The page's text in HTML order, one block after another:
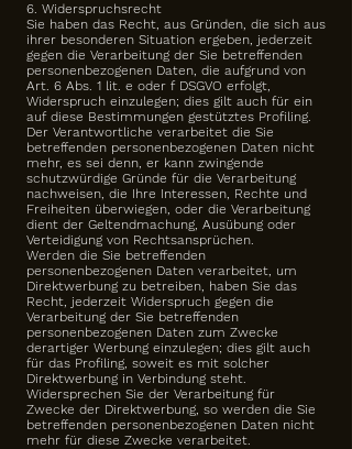
6. Widerspruchsrecht​
Sie haben das Recht, aus Gründen, die sich aus
ihrer besonderen Situation ergeben, jederzeit
gegen die Verarbeitung der Sie betreffenden
personenbezogenen Daten, die aufgrund von
Art. 6 Abs. 1 lit. e oder f DSGVO erfolgt,
Widerspruch einzulegen; dies gilt auch für ein
auf diese Bestimmungen gestütztes Profiling.
Der Verantwortliche verarbeitet die Sie
betreffenden personenbezogenen Daten nicht
mehr, es sei denn, er kann zwingende
schutzwürdige Gründe für die Verarbeitung
nachweisen, die Ihre Interessen, Rechte und
Freiheiten überwiegen, oder die Verarbeitung
dient der Geltendmachung, Ausübung oder
Verteidigung von Rechtsansprüchen.
Werden die Sie betreffenden
personenbezogenen Daten verarbeitet, um
Direktwerbung zu betreiben, haben Sie das
Recht, jederzeit Widerspruch gegen die
Verarbeitung der Sie betreffenden
personenbezogenen Daten zum Zwecke
derartiger Werbung einzulegen; dies gilt auch
für das Profiling, soweit es mit solcher
Direktwerbung in Verbindung steht.
Widersprechen Sie der Verarbeitung für
Zwecke der Direktwerbung, so werden die Sie
betreffenden personenbezogenen Daten nicht
mehr für diese Zwecke verarbeitet.